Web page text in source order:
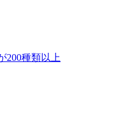
200種類以上